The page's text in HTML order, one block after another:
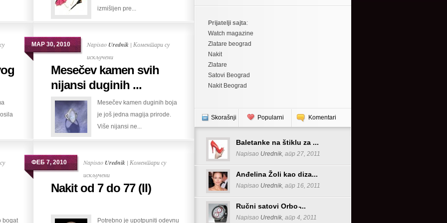
može
izmišljen pre...
МАР 30, 2010 Napisao Urednik | Коментари су
искљученина
Mesečev
kamen
nijansi
duginih
boja
Mesečev kamen svih
nijansi duginih ...
Mesečev kamen duginih boja
je još jedna magija prirode.
Više nijansi ne...
bogat
ФЕБ 7, 2010 Napisao Urednik | Коментари су
искљученина
Nakit
Nakit od 7 do 77 (II)
Potrebno je upotpuniti odevnu
Prijatelji sajta:
Watch magazine
Zlatare beograd
Nakit
Zlatare
Satovi Beograd
Nakit Beograd
Skorašnji Popularni Komentari
Baletanke na štiklu za ...
Napisao Urednik, апр 27, 2011
Anđelina Žoli kao diza...
Napisao Urednik, апр 16, 2011
Ručni satovi Orbo ̵...
Napisao Urednik, апр 4, 2011